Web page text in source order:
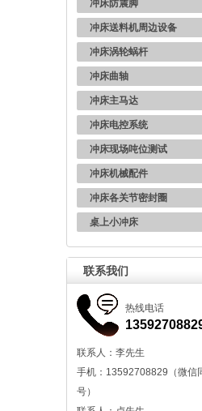
冲床防震脚
冲床送料机周边设备
冲床涡轮蜗杆
冲床曲轴
冲床主马达
冲床电控系统
冲床现场吨位测试
冲床机械配件
冲床各关节密封圈
桌上小冲床
联系我们
热线电话
联系人：李先生
手机：13592708829（微信
号）